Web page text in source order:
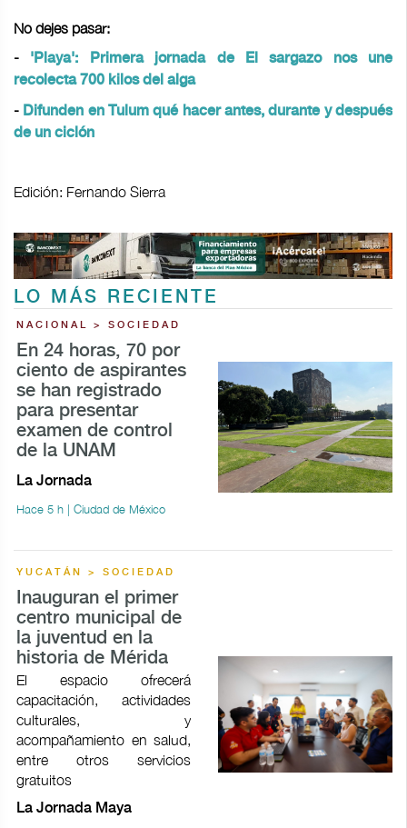
No dejes pasar:
- 'Playa': Primera jornada de El sargazo nos une
recolecta 700 kilos del alga
- Difunden en Tulum qué hacer antes, durante y después
de un ciclón
Edición: Fernando Sierra
LO MÁS RECIENTE
NACIONAL > SOCIEDAD
En 24 horas, 70 por
ciento de aspirantes
se han registrado
para presentar
examen de control
de la UNAM
La Jornada
Hace 5 h | Ciudad de México
YUCATÁN > SOCIEDAD
Inauguran el primer
centro municipal de
la juventud en la
historia de Mérida
El espacio ofrecerá
capacitación, actividades
culturales, y
acompañamiento en salud,
entre otros servicios
gratuitos
La Jornada Maya